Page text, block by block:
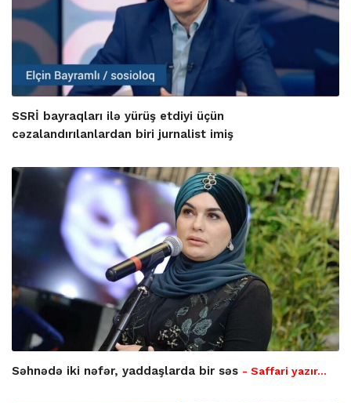
SSRİ bayraqları ilə yürüş etdiyi üçün
cəzalandırılanlardan biri jurnalist imiş
Səhnədə iki nəfər, yaddaşlarda bir səs - Saffari yazır…